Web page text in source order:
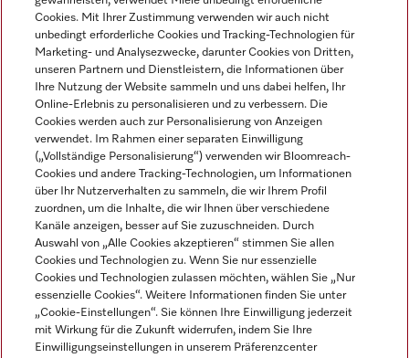
Newsletter
Impressum
AGB
Datenschutz
Nutzungsbedingungen
Miele auf Instagram
Miele auf Facebook
Miele auf Youtube
Cookies. Mit Ihrer Zustimmung verwenden wir auch nicht
unbedingt erforderliche Cookies und Tracking-Technologien für
Marketing- und Analysezwecke, darunter Cookies von Dritten,
unseren Partnern und Dienstleistern, die Informationen über
Ihre Nutzung der Website sammeln und uns dabei helfen, Ihr
Online-Erlebnis zu personalisieren und zu verbessern. Die
Cookies werden auch zur Personalisierung von Anzeigen
verwendet. Im Rahmen einer separaten Einwilligung
(„Vollständige Personalisierung“) verwenden wir Bloomreach-
Cookies und andere Tracking-Technologien, um Informationen
über Ihr Nutzerverhalten zu sammeln, die wir Ihrem Profil
zuordnen, um die Inhalte, die wir Ihnen über verschiedene
Kanäle anzeigen, besser auf Sie zuzuschneiden. Durch
Auswahl von „Alle Cookies akzeptieren“ stimmen Sie allen
Cookies und Technologien zu. Wenn Sie nur essenzielle
Cookies und Technologien zulassen möchten, wählen Sie „Nur
essenzielle Cookies“. Weitere Informationen finden Sie unter
„Cookie-Einstellungen“. Sie können Ihre Einwilligung jederzeit
mit Wirkung für die Zukunft widerrufen, indem Sie Ihre
Einwilligungseinstellungen in unserem Präferenzcenter